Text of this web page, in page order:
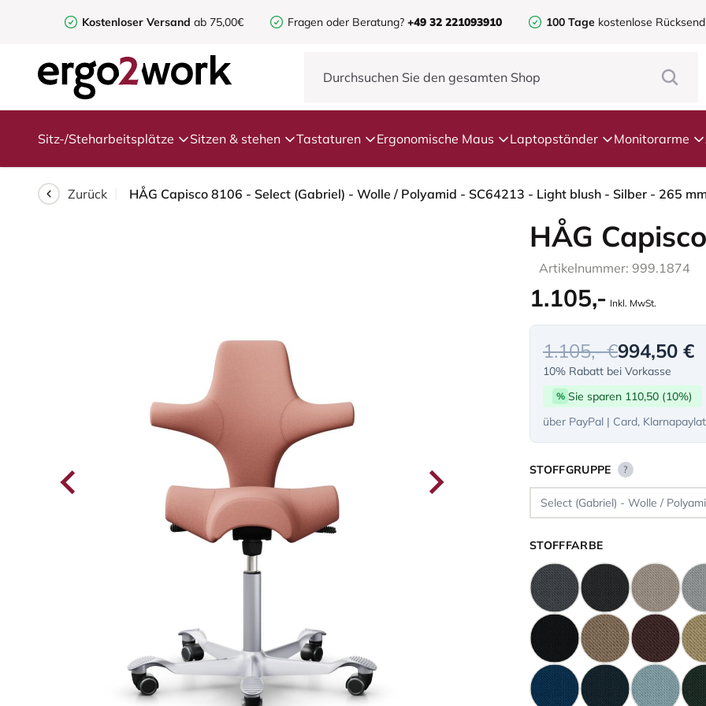
Kostenloser Versand ab 75,00€ Fragen oder Beratung? +49 32 221093910 100 Tage kostenlose
Sitz-/Steharbeitsplätze Sitzen & stehen Tastaturen Ergonomische Maus Laptopständer Monitorarme
Zurück HÅG Capisco 8106 - Select (Gabriel) - Wolle / Polyamid - SC64213 - Light blush - Silber - 265
HÅG
Artikelnummer: 999.1874
1.105,- Inkl. MwSt.
1.105,- €994,50 €
10% Rabatt bei Vorkasse
% Sie sparen 110,50 (10%)
über PayPal | Card,
STOFFGRUPPE ?
STOFFFARBE